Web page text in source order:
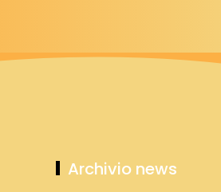
Archivio news